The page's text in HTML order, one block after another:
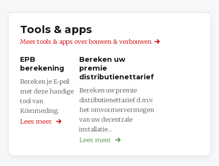
Tools & apps
Meer tools & apps over bouwen & verbouwen
EPB
berekening
Bereken je E-peil
met deze handige
tool van
Kömmerling.
Lees meer over
berekening
Bereken uw
premie
distributienettarief
Bereken uw premie
distributienettarief d.m.v.
het omvormervermogen
van uw decentrale
installatie...
Lees meer over